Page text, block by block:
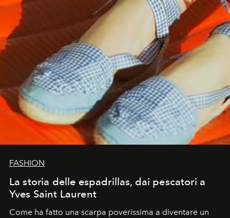
FASHION
La storia delle espadrillas, dai pescatori a
Yves Saint Laurent
Come ha fatto una scarpa poverissima a diventare un